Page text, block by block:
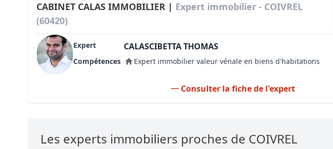
CABINET CALAS IMMOBILIER | Expert immobilier - COIVREL
(60420)
Expert CALASCIBETTA THOMAS
Compétences Expert immobilier valeur vénale en biens d'habitations
Consulter la fiche de l'expert
Les experts immobiliers proches de COIVREL